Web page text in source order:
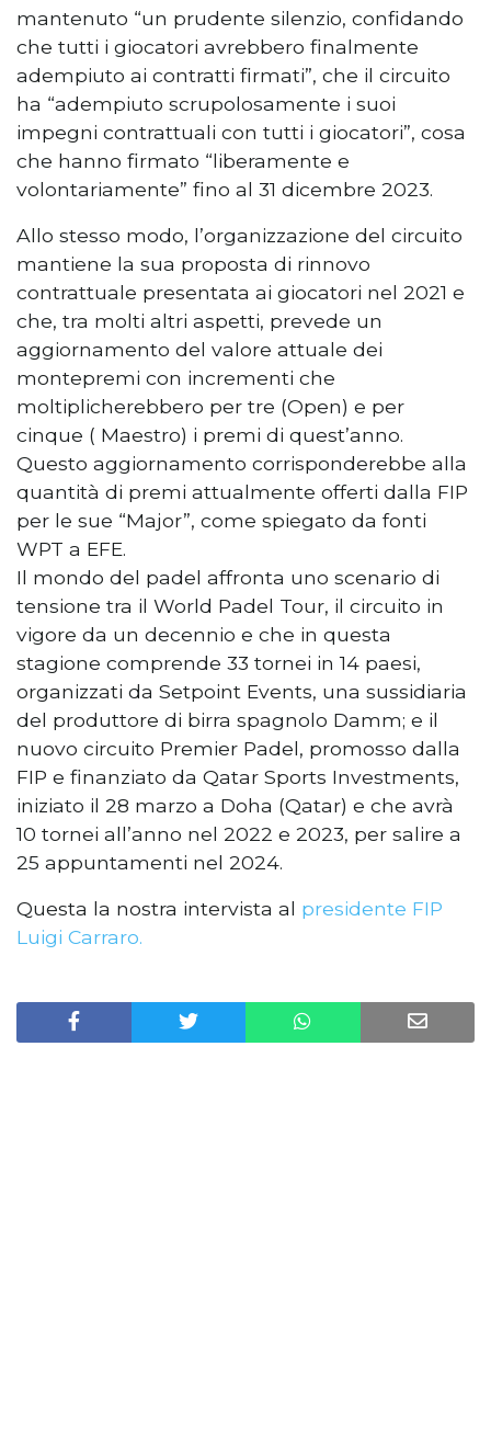
mantenuto “un prudente silenzio, confidando
che tutti i giocatori avrebbero finalmente
adempiuto ai contratti firmati”, che il circuito
ha “adempiuto scrupolosamente i suoi
impegni contrattuali con tutti i giocatori”, cosa
che hanno firmato “liberamente e
volontariamente” fino al 31 dicembre 2023.
Allo stesso modo, l’organizzazione del circuito
mantiene la sua proposta di rinnovo
contrattuale presentata ai giocatori nel 2021 e
che, tra molti altri aspetti, prevede un
aggiornamento del valore attuale dei
montepremi con incrementi che
moltiplicherebbero per tre (Open) e per
cinque ( Maestro) i premi di quest’anno.
Questo aggiornamento corrisponderebbe alla
quantità di premi attualmente offerti dalla FIP
per le sue “Major”, come spiegato da fonti
WPT a EFE.
Il mondo del padel affronta uno scenario di
tensione tra il World Padel Tour, il circuito in
vigore da un decennio e che in questa
stagione comprende 33 tornei in 14 paesi,
organizzati da Setpoint Events, una sussidiaria
del produttore di birra spagnolo Damm; e il
nuovo circuito Premier Padel, promosso dalla
FIP e finanziato da Qatar Sports Investments,
iniziato il 28 marzo a Doha (Qatar) e che avrà
10 tornei all’anno nel 2022 e 2023, per salire a
25 appuntamenti nel 2024.
Questa la nostra intervista al presidente FIP
Luigi Carraro.